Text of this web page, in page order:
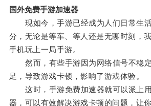
国外免费手游加速器
现如今，手游已经成为人们日常生活
分，无论是等车、等人还是无聊时刻，
手机玩上一局手游。
然而，有些手游因为网络信号不稳定
足，导致游戏卡顿，影响了游戏体验。
这时，手游免费加速器就可以派上用
器，可以有效解决游戏卡顿的问题，让